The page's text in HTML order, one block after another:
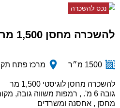
נכס להשכרה
להשכרה מחסן 1,500 מר
1500 מ״ר מרכז פתח
להשכרה מחסן לוגיסטי 1,500 מר
גובה 6 מ'. , רמפות משווה גובה, מקום לפריקה וטעינה 20F
מחסן , אחסנה ומשרדים